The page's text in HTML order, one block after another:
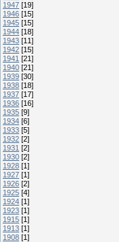
1947 [19]
1946 [15]
1945 [15]
1944 [18]
1943 [11]
1942 [15]
1941 [21]
1940 [21]
1939 [30]
1938 [18]
1937 [17]
1936 [16]
1935 [9]
1934 [6]
1933 [5]
1932 [2]
1931 [2]
1930 [2]
1928 [1]
1927 [1]
1926 [2]
1925 [4]
1924 [1]
1923 [1]
1915 [1]
1913 [1]
1908 [1]